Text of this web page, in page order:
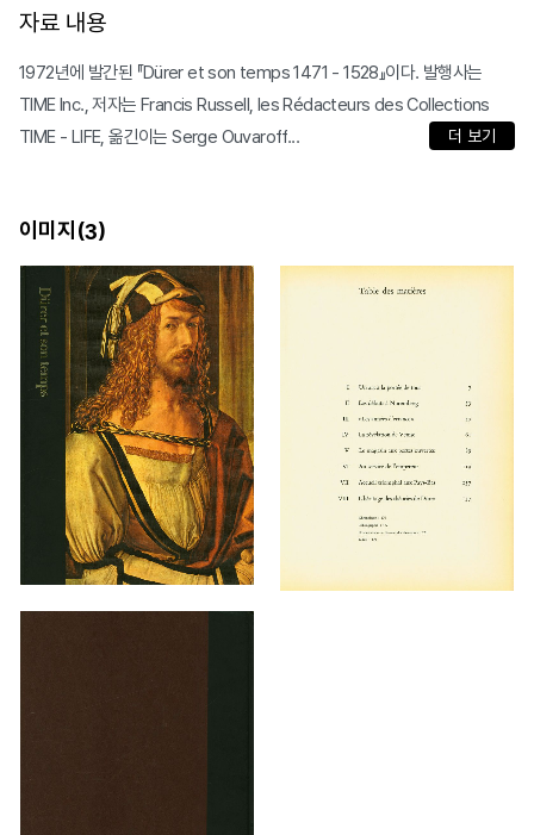
자료 내용
1972년에 발간된 『Dürer et son temps 1471 - 1528』이다. 발행사는
TIME Inc., 저자는 Francis Russell, les Rédacteurs des Collections
TIME - LIFE, 옮긴이는 Serge Ouvaroff...
더 보기
이미지(3)